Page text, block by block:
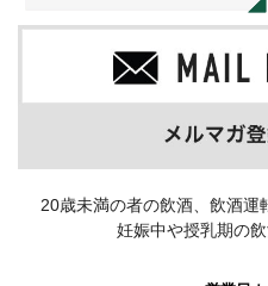
20歳未満の者の飲酒、飲酒運
妊娠中や授乳期の